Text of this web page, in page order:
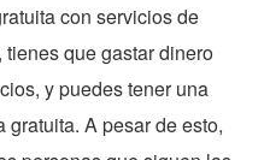
con servicios de
que gastar dinero
y puedes tener una
gratuita. A pesar de esto,